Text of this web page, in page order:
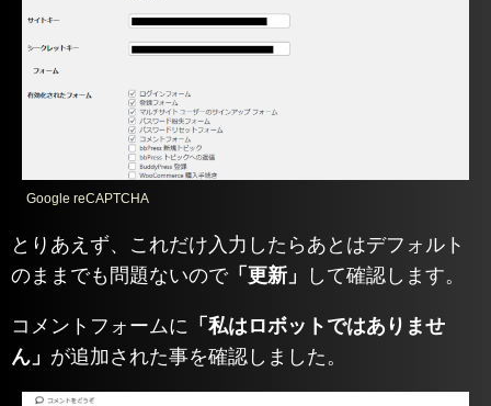
Google reCAPTCHA
とりあえず、これだけ入力したらあとはデフォルト
のままでも問題ないので「更新」 して確認します。
コメントフォームに 「私はロボットではありませ
ん」 が追加された事を確認しました。